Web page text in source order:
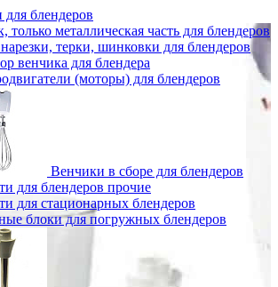
для блендеров
только металлическая часть для блендеров
терки, шинковки для блендеров
венчика для блендера
(моторы) для блендеров
Венчики в сборе для блендеров
для блендеров прочие
для стационарных блендеров
блоки для погружных блендеров